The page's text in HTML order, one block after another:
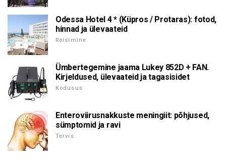
Odessa Hotel 4 * (Küpros / Protaras): fotod,
hinnad ja ülevaateid
Reisimine
Ümbertegemine jaama Lukey 852D + FAN.
Kirjeldused, ülevaateid ja tagasisidet
Kodusus
Enteroviirusnakkuste meningiit: põhjused,
sümptomid ja ravi
Tervis